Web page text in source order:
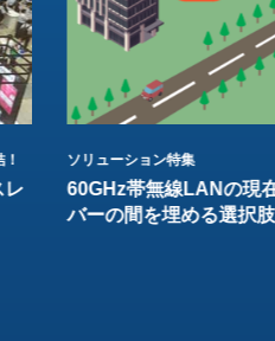
レ
ソリューション特集
60GHz帯無線LANの現
バーの間を埋める選択